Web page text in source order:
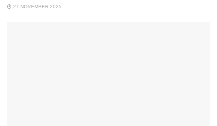
27 NOVEMBER 2025